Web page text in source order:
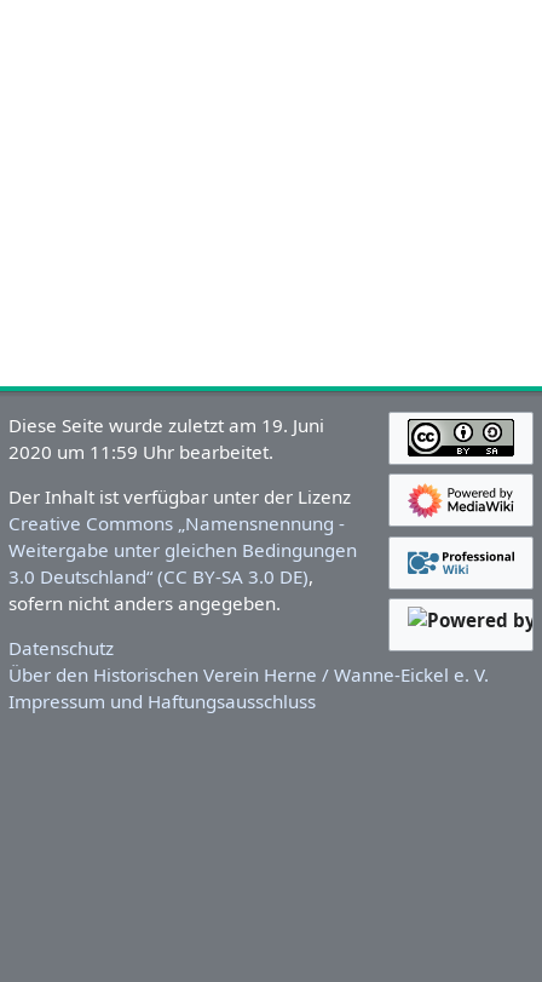
Diese Seite wurde zuletzt am 19. Juni
2020 um 11:59 Uhr bearbeitet.
Der Inhalt ist verfügbar unter der Lizenz
Creative Commons „Namensnennung -
Weitergabe unter gleichen Bedingungen
3.0 Deutschland“ (CC BY-SA 3.0 DE),
sofern nicht anders angegeben.
Datenschutz
Über den Historischen Verein Herne / Wanne-Eickel e. V.
Impressum und Haftungsausschluss